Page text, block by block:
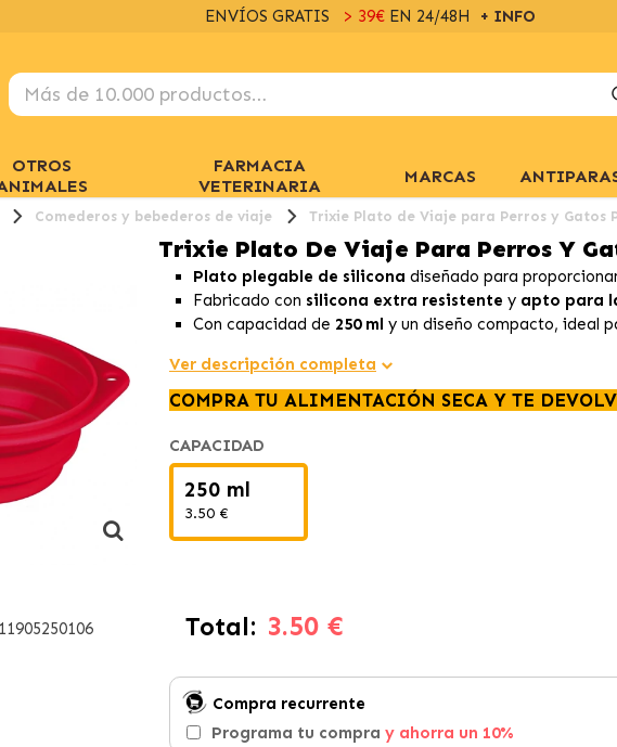
ENVÍOS GRATIS > 39€EN 24/48H + INFO
OTROS
FARMACIA
VETERINARIA
MARCAS
Comederos y bebederos de viaje Trixie Plato de Viaje para Perros y Gatos
Trixie Plato De Viaje Para Perros Y
Plato plegable de silicona diseñado para
Fabricado con silicona extra resistente y apto para
Con capacidad de 250 ml y un diseño compacto, ideal
Ver descripción completa
COMPRA TU ALIMENTACIÓN SECA Y TE
CAPACIDAD
250 ml
3.50 €
Total: 3.50 €
Compra recurrente
Programa tu compra y ahorra un 10%